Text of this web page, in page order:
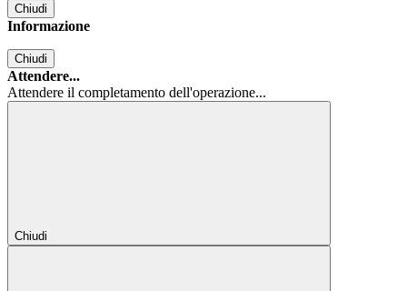
Chiudi
Informazione
Chiudi
Attendere...
Attendere il completamento dell'operazione...
Chiudi